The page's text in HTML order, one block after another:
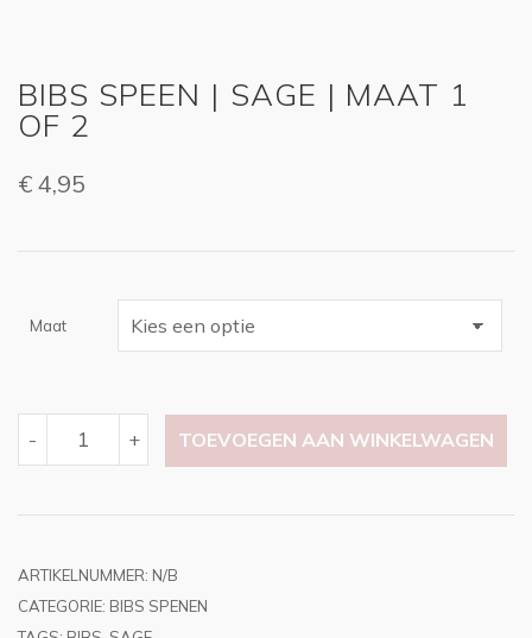
BIBS SPEEN | SAGE | MAAT 1
OF 2
€ 4,95
Maat
-
SPEEN
2
+ TOEVOEGEN AAN WINKELWAGEN
ARTIKELNUMMER: N/B
CATEGORIE: BIBS SPENEN